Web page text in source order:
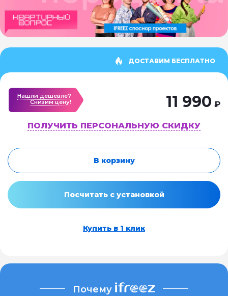
ДОСТАВИМ БЕСПЛАТНО
Нашли дешевле?
Cнизим цену!
11 990 ₽
ПОЛУЧИТЬ ПЕРСОНАЛЬНУЮ СКИДКУ
В корзину
Посчитать с установкой
Купить в 1 клик
Почему